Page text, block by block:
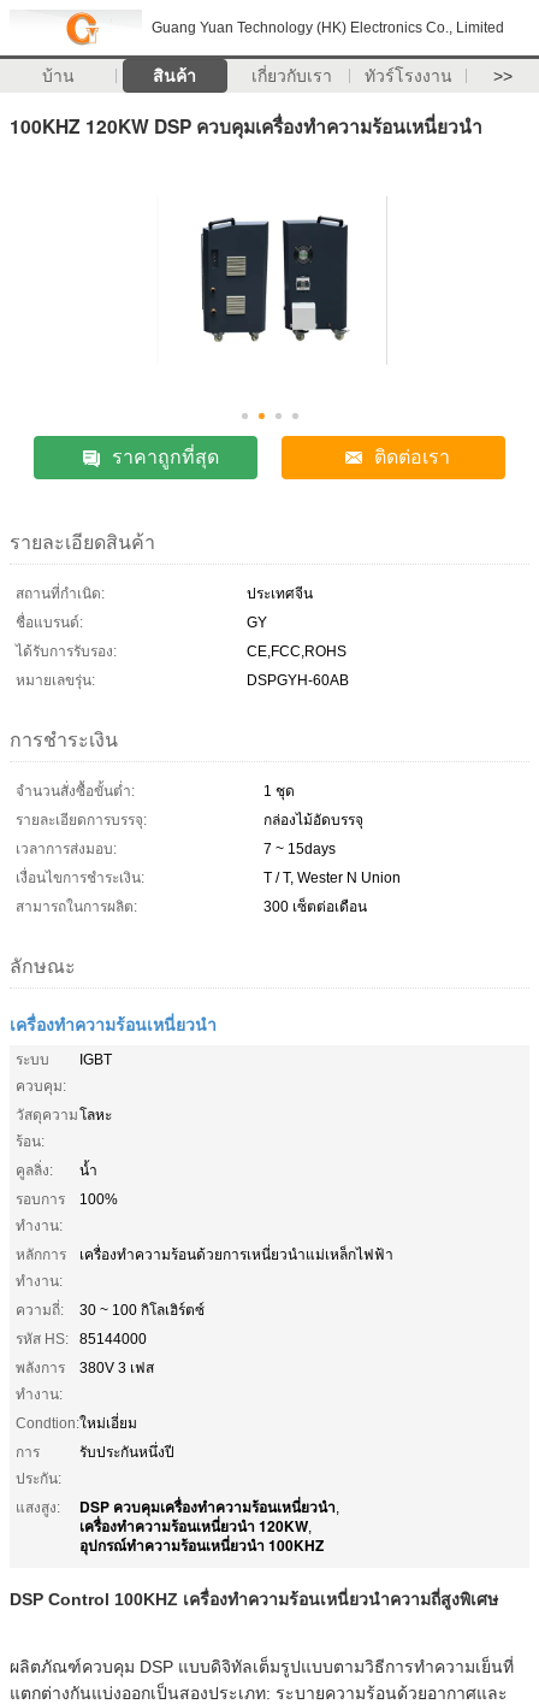
Guang Yuan Technology (HK) Electronics Co., Limited
บ้าน สินค้า เกี่ยวกับเรา ทัวร์โรงงาน >>
100KHZ 120KW DSP ควบคุมเครื่องทำความร้อนเหนี่ยวนำ
ราคาถูกที่สุด ติดต่อเรา
รายละเอียดสินค้า
สถานที่กำเนิด:
ประเทศจีน
ชื่อแบรนด์:
GY
ได้รับการรับรอง:
CE,FCC,ROHS
หมายเลขรุ่น:
DSPGYH-60AB
การชำระเงิน
จำนวนสั่งซื้อขั้นต่ำ:
1 ชุด
รายละเอียดการบรรจุ:
กล่องไม้อัดบรรจุ
เวลาการส่งมอบ:
7 ~ 15days
เงื่อนไขการชำระเงิน:
T / T, Wester N Union
สามารถในการผลิต:
300 เซ็ตต่อเดือน
ลักษณะ
เครื่องทำความร้อนเหนี่ยวนำ
ระบบ
ควบคุม:
IGBT
วัสดุความ
ร้อน:
โลหะ
คูลลิ่ง:
น้ำ
รอบการ
ทำงาน:
100%
หลักการ
ทำงาน:
เครื่องทำความร้อนด้วยการเหนี่ยวนำแม่เหล็กไฟฟ้า
ความถี่:
30 ~ 100 กิโลเฮิร์ตซ์
รหัส HS:
85144000
พลังการ
ทำงาน:
380V 3 เฟส
Condtion:ใหม่เอี่ยม
การ
ประกัน:
รับประกันหนึ่งปี
แสงสูง: DSP ควบคุมเครื่องทำความร้อนเหนี่ยวนำ,
เครื่องทำความร้อนเหนี่ยวนำ 120KW,
อุปกรณ์ทำความร้อนเหนี่ยวนำ 100KHZ
DSP Control 100KHZ เครื่องทำความร้อนเหนี่ยวนำความถี่สูงพิเศษ
ผลิตภัณฑ์ควบคุม DSP แบบดิจิทัลเต็มรูปแบบตามวิธีการทำความเย็นที่
แตกต่างกันแบ่งออกเป็นสองประเภท: ระบายความร้อนด้วยอากาศและ